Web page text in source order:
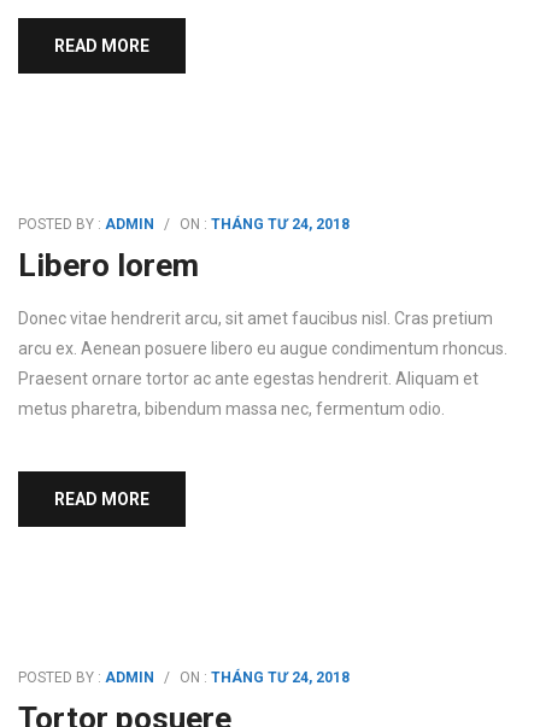
READ MORE
POSTED BY : ADMIN / ON : THÁNG TƯ 24, 2018
Libero lorem
Donec vitae hendrerit arcu, sit amet faucibus nisl. Cras pretium
arcu ex. Aenean posuere libero eu augue condimentum rhoncus.
Praesent ornare tortor ac ante egestas hendrerit. Aliquam et
metus pharetra, bibendum massa nec, fermentum odio.
READ MORE
POSTED BY : ADMIN / ON : THÁNG TƯ 24, 2018
Tortor posuere